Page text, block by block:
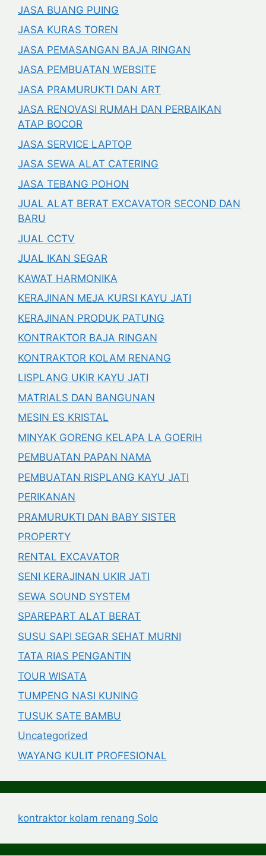
JASA BUANG PUING
JASA KURAS TOREN
JASA PEMASANGAN BAJA RINGAN
JASA PEMBUATAN WEBSITE
JASA PRAMURUKTI DAN ART
JASA RENOVASI RUMAH DAN PERBAIKAN
ATAP BOCOR
JASA SERVICE LAPTOP
JASA SEWA ALAT CATERING
JASA TEBANG POHON
JUAL ALAT BERAT EXCAVATOR SECOND DAN
BARU
JUAL CCTV
JUAL IKAN SEGAR
KAWAT HARMONIKA
KERAJINAN MEJA KURSI KAYU JATI
KERAJINAN PRODUK PATUNG
KONTRAKTOR BAJA RINGAN
KONTRAKTOR KOLAM RENANG
LISPLANG UKIR KAYU JATI
MATRIALS DAN BANGUNAN
MESIN ES KRISTAL
MINYAK GORENG KELAPA LA GOERIH
PEMBUATAN PAPAN NAMA
PEMBUATAN RISPLANG KAYU JATI
PERIKANAN
PRAMURUKTI DAN BABY SISTER
PROPERTY
RENTAL EXCAVATOR
SENI KERAJINAN UKIR JATI
SEWA SOUND SYSTEM
SPAREPART ALAT BERAT
SUSU SAPI SEGAR SEHAT MURNI
TATA RIAS PENGANTIN
TOUR WISATA
TUMPENG NASI KUNING
TUSUK SATE BAMBU
Uncategorized
WAYANG KULIT PROFESIONAL
kontraktor kolam renang Solo